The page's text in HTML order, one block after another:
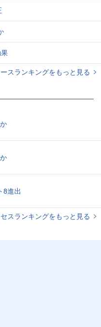
スランキングをもっと見る
8進出
スランキングをもっと見る